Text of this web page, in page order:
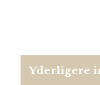
Yderligere